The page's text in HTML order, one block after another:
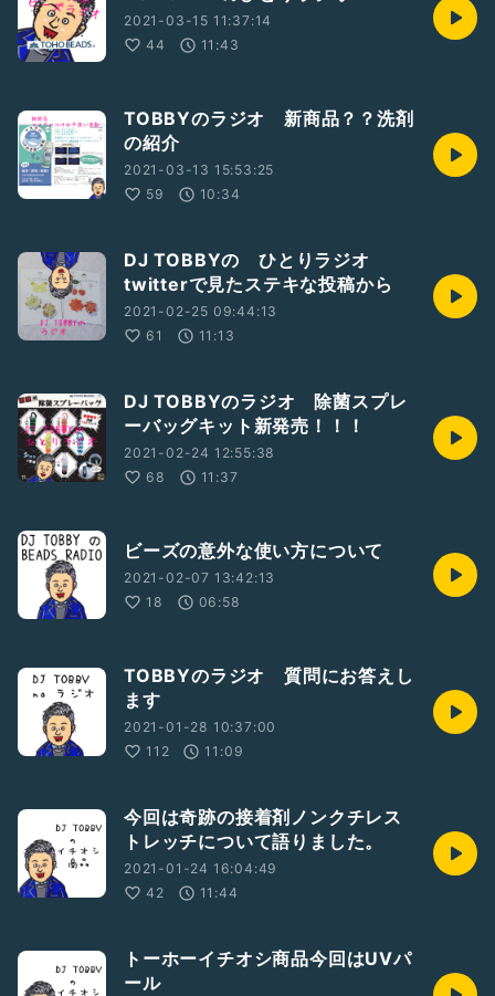
2021-03-15 11:37:14
44
11:43
TOBBYのラジオ 新商品？？洗剤
の紹介
2021-03-13 15:53:25
59
10:34
DJ TOBBYの ひとりラジオ
twitterで見たステキな投稿から
2021-02-25 09:44:13
61
11:13
DJ TOBBYのラジオ 除菌スプレ
ーバッグキット新発売！！！
2021-02-24 12:55:38
68
11:37
ビーズの意外な使い方について
2021-02-07 13:42:13
18
06:58
TOBBYのラジオ 質問にお答えし
ます
2021-01-28 10:37:00
112
11:09
今回は奇跡の接着剤ノンクチレス
トレッチについて語りました。
2021-01-24 16:04:49
42
11:44
トーホーイチオシ商品今回はUVパ
ール